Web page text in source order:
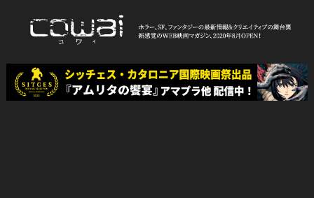
WEB映画マガジン「cowai コ
ワイ」